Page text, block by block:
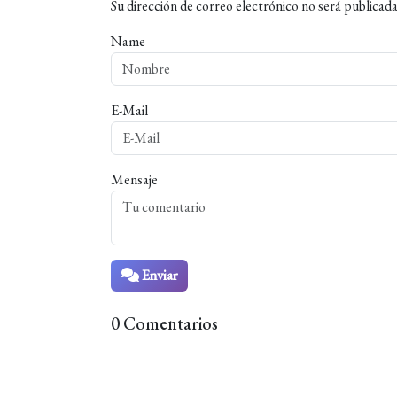
Su dirección de correo electrónico no será
Name
E-Mail
Mensaje
Enviar
0 Comentarios